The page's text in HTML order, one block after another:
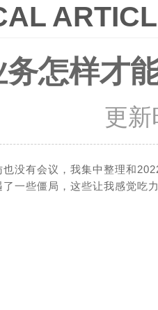
怎样才
更新
没有会议，我集中整理和
一些僵局，这些让我感觉吃